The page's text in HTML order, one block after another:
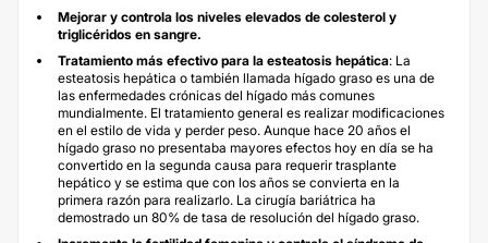
Mejorar y controla los niveles elevados de colesterol y
triglicéridos en sangre.
Tratamiento más efectivo para la esteatosis hepática: La
esteatosis hepática o también llamada hígado graso es una de
las enfermedades crónicas del hígado más comunes
mundialmente. El tratamiento general es realizar modificaciones
en el estilo de vida y perder peso. Aunque hace 20 años el
hígado graso no presentaba mayores efectos hoy en día se ha
convertido en la segunda causa para requerir trasplante
hepático y se estima que con los años se convierta en la
primera razón para realizarlo. La cirugía bariátrica ha
demostrado un 80% de tasa de resolución del hígado graso.